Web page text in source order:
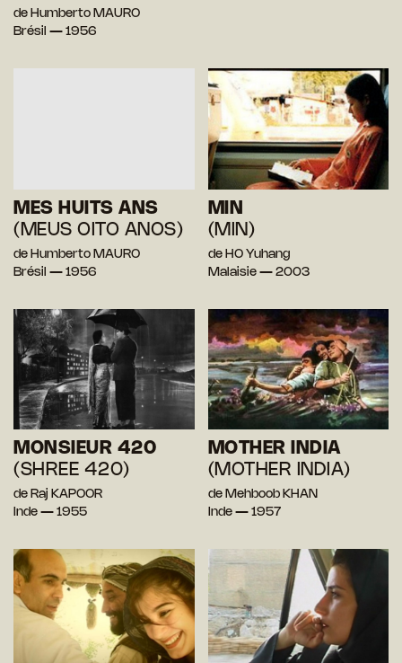
de Humberto MAURO
Brésil — 1956
MES HUITS ANS
(MEUS OITO ANOS)
de Humberto MAURO
Brésil — 1956
MIN
(MIN)
de HO Yuhang
Malaisie — 2003
MONSIEUR 420
(SHREE 420)
de Raj KAPOOR
Inde — 1955
MOTHER INDIA
(MOTHER INDIA)
de Mehboob KHAN
Inde — 1957